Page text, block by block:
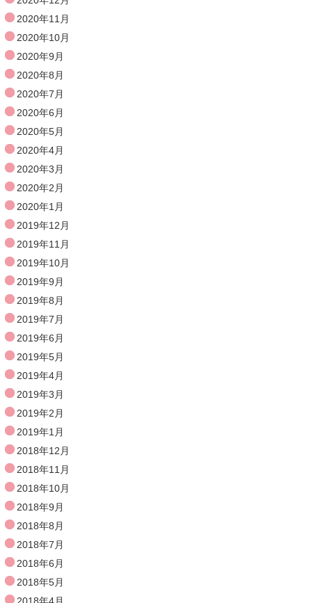
2020年11月
2020年10月
2020年9月
2020年8月
2020年7月
2020年6月
2020年5月
2020年4月
2020年3月
2020年2月
2020年1月
2019年12月
2019年11月
2019年10月
2019年9月
2019年8月
2019年7月
2019年6月
2019年5月
2019年4月
2019年3月
2019年2月
2019年1月
2018年12月
2018年11月
2018年10月
2018年9月
2018年8月
2018年7月
2018年6月
2018年5月